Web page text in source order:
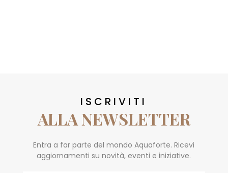
ISCRIVITI
ALLA NEWSLETTER
Entra a far parte del mondo Aquaforte. Ricevi
aggiornamenti su novità, eventi e iniziative.